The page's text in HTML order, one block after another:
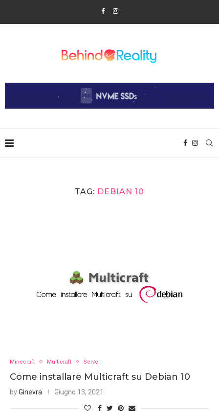
TAG: DEBIAN 10
Minecraft Multicraft Server
Come installare Multicraft su Debian 10
byGinevra Giugno 13, 2021